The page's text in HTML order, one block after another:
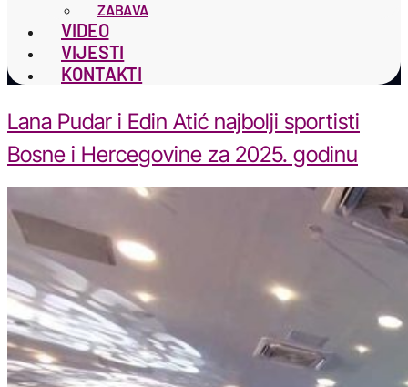
ZABAVA
VIDEO
VIJESTI
KONTAKTI
Lana Pudar i Edin Atić najbolji sportisti
Bosne i Hercegovine za 2025. godinu